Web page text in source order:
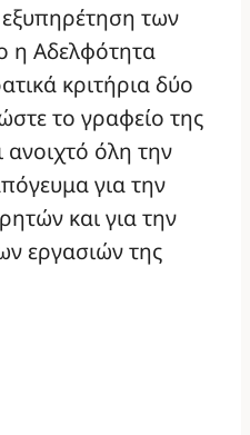
των
η Αδελφότητα
κριτήρια δύο
το γραφείο της
ανοιχτό όλη την
για την
και για την
εργασιών της